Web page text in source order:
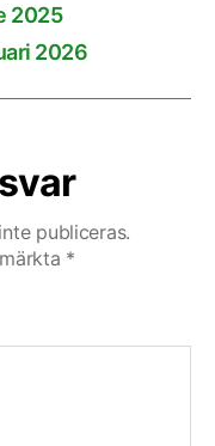
2025
2026
publiceras.
*